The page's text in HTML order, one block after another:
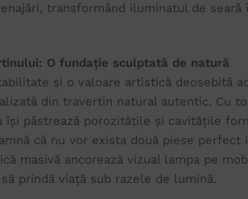
transformând iluminatul de
O fundație sculptată de natură
și o valoare artistică deosebită
din travertin natural autentic. Cu
își păstrează porozitățile și cavitățile
că nu vor exista două piese perfect
masivă ancorează vizual lampa pe
prindă viață sub razele de lumină.